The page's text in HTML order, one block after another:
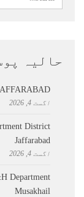
حالیہ
اگست 4, 2026
District
Jaffarabad
اگست 4, 2026
Department
Musakhail